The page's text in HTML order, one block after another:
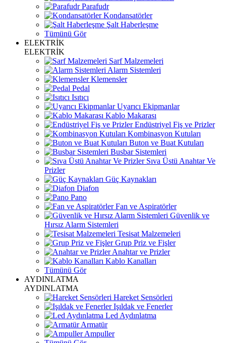
Parafudr
Kondansatörler
Şalt Haberleşme
Tümünü Gör
ELEKTRİK
ELEKTRİK
Sarf Malzemeleri
Alarm Sistemleri
Klemensler
Pedal
Isıtıcı
Uyarıcı Ekipmanlar
Kablo Makarası
Endüstriyel Fiş ve Prizler
Kombinasyon Kutuları
Buton ve Buat Kutuları
Busbar Sistemleri
Sıva Üstü Anahtar Ve
Prizler
Güç Kaynakları
Diafon
Pano
Fan ve Aspiratörler
Güvenlik ve
Hırsız Alarm Sistemleri
Tesisat Malzemeleri
Grup Priz ve Fişler
Anahtar ve Prizler
Kablo Kanalları
Tümünü Gör
AYDINLATMA
AYDINLATMA
Hareket Sensörleri
Işıldak ve Fenerler
Led Aydınlatma
Armatür
Ampuller